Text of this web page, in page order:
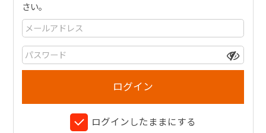
さい。
ログインしたままにする